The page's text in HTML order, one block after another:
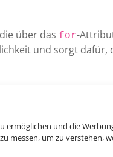
ermöglichen und die
messen, um zu verstehen,
über das for-
und sorgt dafür,
klar sichtbar an,